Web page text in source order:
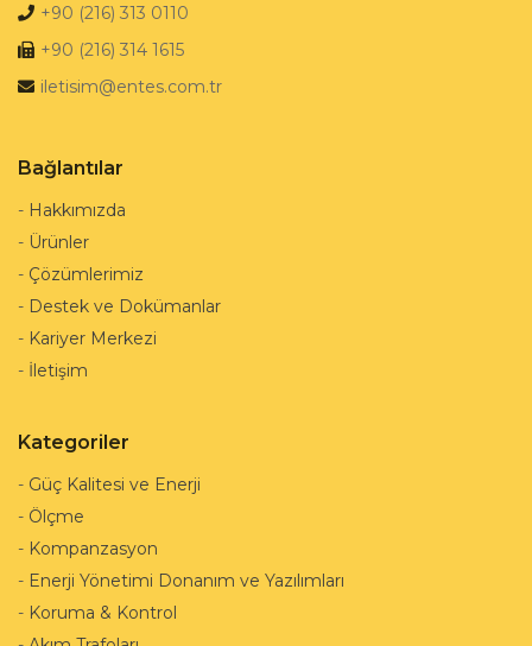
+90 (216) 313 0110
+90 (216) 314 1615
iletisim@entes.com.tr
Bağlantılar
- Hakkımızda
- Ürünler
- Çözümlerimiz
- Destek ve Dokümanlar
- Kariyer Merkezi
- İletişim
Kategoriler
- Güç Kalitesi ve Enerji
- Ölçme
- Kompanzasyon
- Enerji Yönetimi Donanım ve Yazılımları
- Koruma & Kontrol